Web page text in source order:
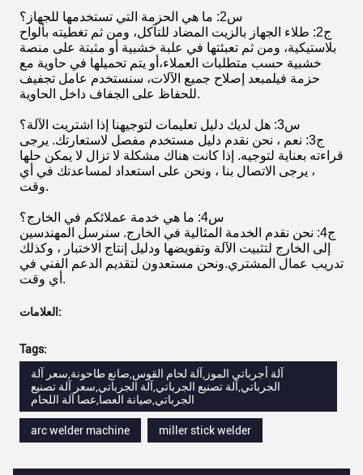
س2: ما هي الحزمة التي تستخدمها للجهاز؟
ج2: طلاء الجهاز بالزيت المضاد للتآكل، ومن ثم تغطيته بألواح
بلاستيكية، ومن ثم تعبئتها في علبة خشبية أو مثبتة على منصة
خشبية حسب متطلبات العملاء،أو يتم تحميلها في حاوية مع
حزمة فيلمبعد إصلاح جميع الآلات، سنستخدم عامل تجفيف
للحفاظ على الجفاف داخل الحاوية.
س3: هل لديك دليل تعليمات لتوجيهنا إذا اشتريت الآلة؟
ج3: نعم ، نحن نقدم دليل مستخدم مفصل لاستعارتك. يرجى
قراءته بعناية لتوجيه. إذا كانت هناك مشكلة لا تزال لا يمكن حلها
، يرجى الاتصال بنا ، ونحن على استعداد لمساعدتك في أي
وقت.
س4: ما هي خدمة عملائكم في الخارج؟
ج4: نحن نقدم الخدمة المثالية في الخارج. سنرسل المهندسين
إلى الخارج لتثبيت الآلة وتفويضها ودليل إنتاج الاختبار ، وكذلك
تدريب عمال المشتري.ونحن مستعدون لتقديم الدعم الفني في
أي وقت.
العلامات:
Tags:
آلة أجرباتي الموز,آلة لحام القوس,صانع طاحونة,سعر آلة
الجرباتي,آلة تصنيع الجرباتي,آلة الجرباتي,سعر آلة تصنيع
الجرباتي,صيانة العصا,عصا آلة اللحام
arc welder machine miller stick welder